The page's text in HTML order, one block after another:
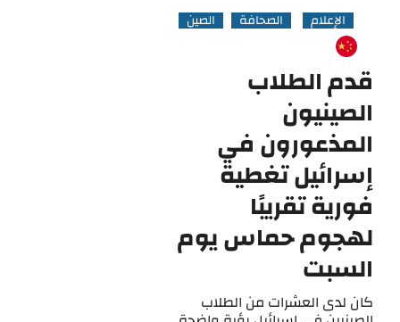
الإعلام الصحافة الصين
قدم الطلاب
الصينيون
المذعورون في
إسرائيل تغطية
فورية تقريبًا
لهجوم حماس يوم
السبت
كان لدى العشرات من الطلاب